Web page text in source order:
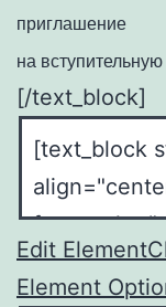
приглашение
на
[/text_block]
Edit Element
Element